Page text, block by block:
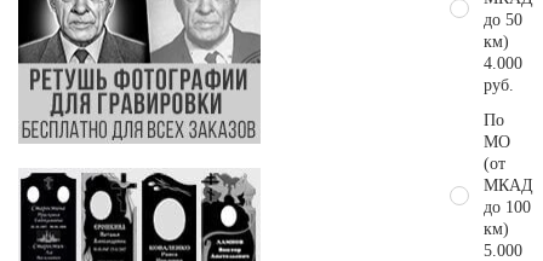
до 50
км)
4.000
руб.
По
МО
(от
МКАД
до 100
км)
5.000